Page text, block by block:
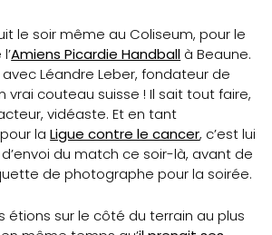
le soir même au Coliseum, pour le
Amiens Picardie Handball à Beaune.
Léandre Leber, fondateur de
vrai couteau suisse ! Il sait tout faire,
vidéaste. Et en tant
laLigue contre le cancer, c’est lui
du match ce soir-là, avant de
de photographe pour la soirée.
étions sur le côté du terrain au plus